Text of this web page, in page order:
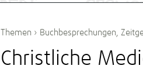
Themen › Buchbesprechungen,
Christliche